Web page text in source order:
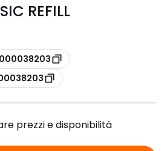
REFILL
prezzi e disponibilità